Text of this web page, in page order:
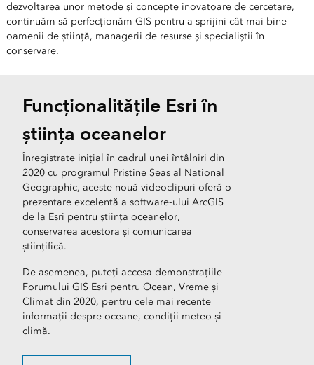
dezvoltarea unor metode și concepte inovatoare de cercetare,
continuăm să perfecționăm GIS pentru a sprijini cât mai bine
oamenii de știință, managerii de resurse și specialiștii în
conservare.
Funcționalitățile Esri în
știința oceanelor
Înregistrate inițial în cadrul unei întâlniri din
2020 cu programul Pristine Seas al National
Geographic, aceste nouă videoclipuri oferă o
prezentare excelentă a software-ului ArcGIS
de la Esri pentru știința oceanelor,
conservarea acestora și comunicarea
științifică.
De asemenea, puteți accesa demonstrațiile
Forumului GIS Esri pentru Ocean, Vreme și
Climat din 2020, pentru cele mai recente
informații despre oceane, condiții meteo și
climă.